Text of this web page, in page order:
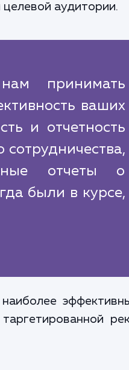
аудитории.
принимать
ваших
и отчетность
отчеты о
были в курсе,